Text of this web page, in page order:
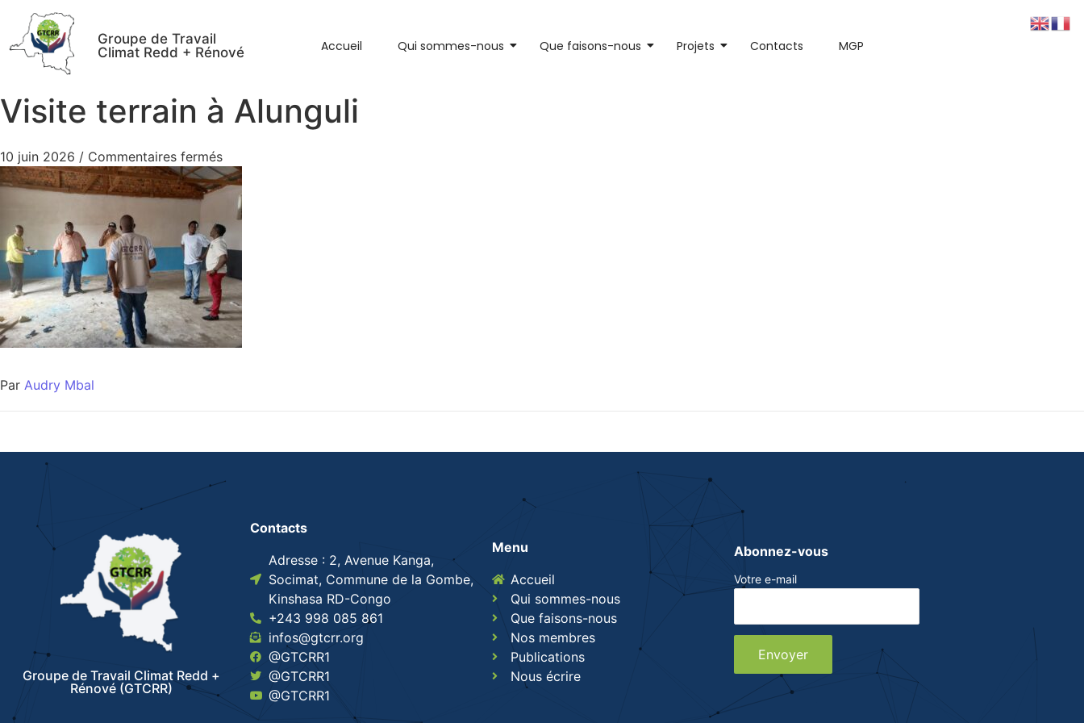
Groupe de Travail
Climat Redd + Rénové
Accueil Qui sommes-nous Que faisons-nous Projets Contacts MGP
Visite terrain à Alunguli
10 juin 2026 / Commentaires fermés
Par Audry Mbal
Groupe de Travail Climat Redd +
Rénové (GTCRR)
Contacts
Adresse : 2, Avenue Kanga,
Socimat, Commune de la Gombe,
Kinshasa RD-Congo
+243 998 085 861
infos@gtcrr.org
@GTCRR1
@GTCRR1
@GTCRR1
Menu
Accueil
Qui sommes-nous
Que faisons-nous
Nos membres
Publications
Nous écrire
Abonnez-vous
Votre e-mail